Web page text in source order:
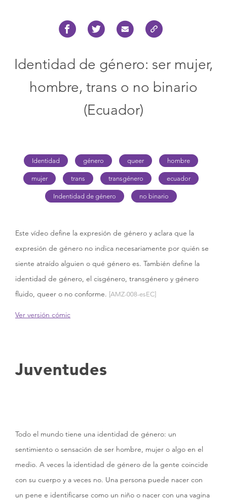
Identidad de género: ser mujer,
hombre, trans o no binario
(Ecuador)
Identidad género queer hombre
mujer trans transgénero ecuador
Indentidad de género no binario
Este vídeo define la expresión de género y aclara que la
expresión de género no indica necesariamente por quién se
siente atraído alguien o qué género es. También define la
identidad de género, el cisgénero, transgénero y género
fluido, queer o no conforme. [AMZ-008-esEC]
Ver versión cómic
Juventudes
Todo el mundo tiene una identidad de género: un
sentimiento o sensación de ser hombre, mujer o algo en el
medio. A veces la identidad de género de la gente coincide
con su cuerpo y a veces no. Una persona puede nacer con
un pene e identificarse como un niño o nacer con una vagina